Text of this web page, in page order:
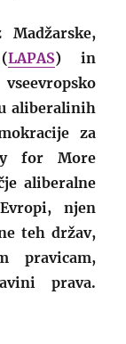
Madžarske,
LAPAS) in
aliberalinih
za
for More
aliberalne
njen
teh držav,
pravicam,
prava.
Evrope –